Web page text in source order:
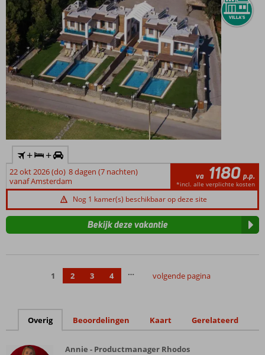
+ +
22 okt 2026 (do) 8 dagen (7 nachten)
vanaf Amsterdam
va 1180 p.p.
*incl. alle verplichte kosten
Nog 1 kamer(s) beschikbaar op deze site
Bekijk deze vakantie
1 2 3 4 … volgende pagina
Overig Beoordelingen Kaart Gerelateerd
Annie - Productmanager Rhodos